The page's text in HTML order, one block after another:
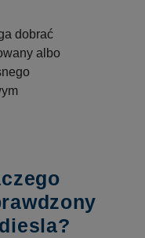
dobrać
albo